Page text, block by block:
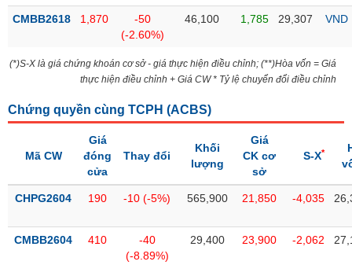
CMBB2618 1,870
-50
(-2.60%)
46,100 1,785 29,307 VND
(*)S-X là giá chứng khoán cơ sở - giá thực hiện điều chỉnh; (**)Hòa vốn = Giá
thực hiện điều chỉnh + Giá CW * Tỷ lệ chuyển đổi điều chỉnh
Chứng quyền cùng TCPH (ACBS)
Mã CW
Giá
đóng
cửa
Thay đổi
Khối
lượng
Giá
CK cơ
sở
S-X*
CHPG2604 190 -10 (-5%) 565,900 21,850 -4,035
CMBB2604 410
-40
(-8.89%)
29,400 23,900 -2,062
TIÊU
YẾU
CHĂM
SÓC
KHỎE